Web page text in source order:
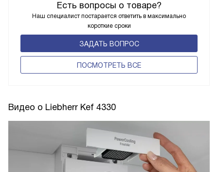
Есть вопросы о товаре?
Наш специалист постарается ответить в максимально
короткие сроки
ЗАДАТЬ ВОПРОС
ПОCМОТРЕТЬ ВСЕ
Видео о Liebherr Kef 4330